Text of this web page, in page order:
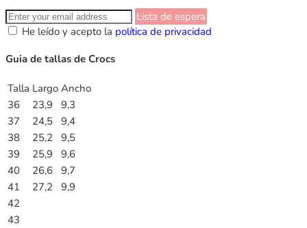
Lista de espera
He leído y acepto la política de privacidad
Guia de tallas de Crocs
Talla Largo Ancho
36
23,9
9,3
37
24,5 9,4
38
25,2
9,5
39
25,9
9,6
40
26,6 9,7
41
27,2
9,9
42
43